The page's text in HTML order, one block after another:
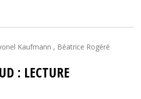
Kaufmann , Béatrice Rogéré
: LECTURE